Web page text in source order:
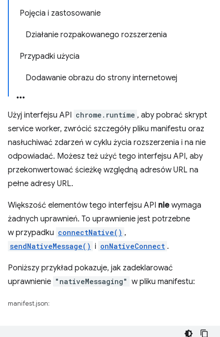
Pojęcia i zastosowanie
Działanie rozpakowanego rozszerzenia
Przypadki użycia
Dodawanie obrazu do strony internetowej
Użyj interfejsu API chrome.runtime , aby pobrać skrypt
service worker, zwrócić szczegóły pliku manifestu oraz
nasłuchiwać zdarzeń w cyklu życia rozszerzenia i na nie
odpowiadać. Możesz też użyć tego interfejsu API, aby
przekonwertować ścieżkę względną adresów URL na
pełne adresy URL.
Większość elementów tego interfejsu API nie wymaga
żadnych uprawnień. To uprawnienie jest potrzebne
w przypadku connectNative() ,
sendNativeMessage() i onNativeConnect .
Poniższy przykład pokazuje, jak zadeklarować
uprawnienie "nativeMessaging" w pliku manifestu:
manifest.json: